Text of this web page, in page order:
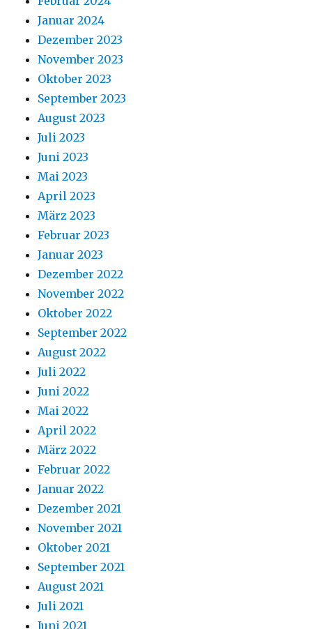
Januar 2024
Dezember 2023
November 2023
Oktober 2023
September 2023
August 2023
Juli 2023
Juni 2023
Mai 2023
April 2023
März 2023
Februar 2023
Januar 2023
Dezember 2022
November 2022
Oktober 2022
September 2022
August 2022
Juli 2022
Juni 2022
Mai 2022
April 2022
März 2022
Februar 2022
Januar 2022
Dezember 2021
November 2021
Oktober 2021
September 2021
August 2021
Juli 2021
Juni 2021